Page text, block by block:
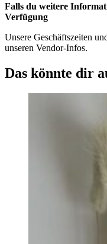
Falls du weitere
Verfügung
Unsere Geschäftszeiten
unseren Vendor-Infos.
Das könnte dir